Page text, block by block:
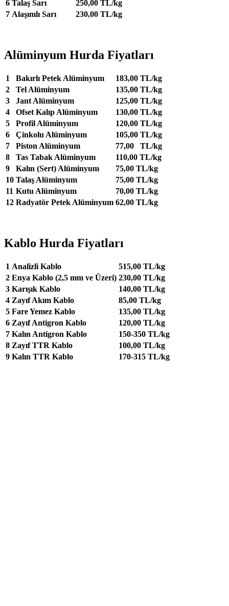
6 Talaş Sarı
250,00 TL/kg
7 Alaşımlı Sarı 230,00 TL/kg
Alüminyum Hurda Fiyatları
1 Bakırlı Petek Alüminyum
183,00 TL/kg
2
Tel Alüminyum
135,00 TL/kg
3
Jant Alüminyum
125,00 TL/kg
4
Ofset Kalıp Alüminyum
130,00 TL/kg
5
Profil Alüminyum
120,00 TL/kg
6
Çinkolu Alüminyum
105,00 TL/kg
7
Piston Alüminyum
77,00 TL/kg
8
Tas Tabak Alüminyum
110,00 TL/kg
9
Kalın (Sert) Alüminyum
75,00 TL/kg
10 Talaş Alüminyum
75,00 TL/kg
11 Kutu Alüminyum
70,00 TL/kg
12 Radyatör Petek Alüminyum 62,00 TL/kg
Kablo Hurda Fiyatları
1 Analizli Kablo
515,00 TL/kg
2 Enya Kablo (2,5 mm ve Üzeri) 230,00 TL/kg
3 Karışık Kablo
140,00 TL/kg
4 Zayıf Akım Kablo
85,00 TL/kg
5 Fare Yemez Kablo
135,00 TL/kg
6 Zayıf Antigron Kablo
120,00 TL/kg
7 Kalın Antigron Kablo
150-350 TL/kg
8 Zayıf TTR Kablo
100,00 TL/kg
9 Kalın TTR Kablo 170-315 TL/kg